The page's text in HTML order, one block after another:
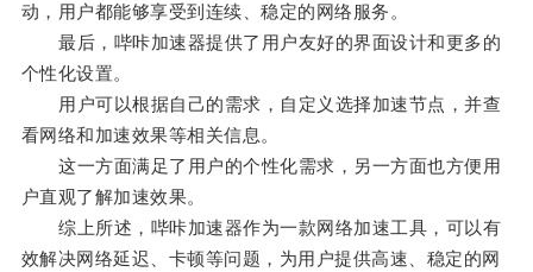
动，用户都能够享受到连续、稳定的网络服务。
最后，哔咔加速器提供了用户友好的界面设计和更多的
个性化设置。
用户可以根据自己的需求，自定义选择加速节点，并查
看网络和加速效果等相关信息。
这一方面满足了用户的个性化需求，另一方面也方便用
户直观了解加速效果。
综上所述，哔咔加速器作为一款网络加速工具，可以有
效解决网络延迟、卡顿等问题，为用户提供高速、稳定的网